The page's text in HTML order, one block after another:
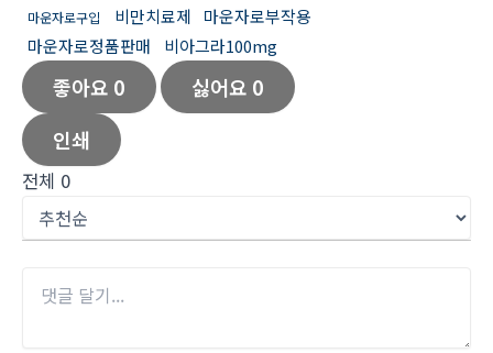
마운자로구입 비만치료제
마운자로부작용
마운자로정품판매
비아그라100mg
좋아요 0 싫어요 0
인쇄
전체 0